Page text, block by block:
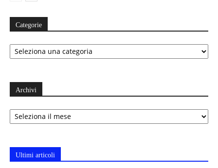
Categorie
Categorie
Archivi
Archivi
Ultimi articoli